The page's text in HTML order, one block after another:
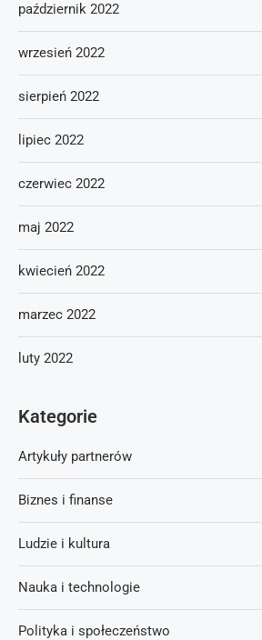
październik 2022
wrzesień 2022
sierpień 2022
lipiec 2022
czerwiec 2022
maj 2022
kwiecień 2022
marzec 2022
luty 2022
Kategorie
Artykuły partnerów
Biznes i finanse
Ludzie i kultura
Nauka i technologie
Polityka i społeczeństwo